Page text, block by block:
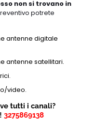
non si trovano in
potrete
antenne digitale
antenne satellitari.
video.
tutti i canali?
3275869138